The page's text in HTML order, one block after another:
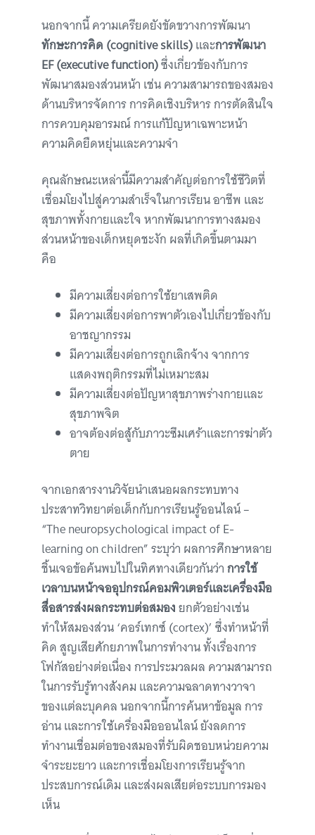
นอกจากนี้ ความเครียดยังขัดขวางการพัฒนา
ทักษะการคิด (cognitive skills)และการพัฒนา
EF (executive function)ซึ่งเกี่ยวข้องกับการ
พัฒนาสมองส่วนหน้า เช่น ความสามารถของสมอง
ด้านบริหารจัดการ การคิดเชิงบริหาร การตัดสินใจ
การควบคุมอารมณ์ การแก้ปัญหาเฉพาะหน้า
ความคิดยืดหยุ่นและความจำ
คุณลักษณะเหล่านี้มีความสำคัญต่อการใช้ชีวิตที่
เชื่อมโยงไปสู่ความสำเร็จในการเรียน อาชีพ และ
สุขภาพทั้งกายและใจ หากพัฒนาการทางสมอง
ส่วนหน้าของเด็กหยุดชะงัก ผลที่เกิดขึ้นตามมา
คือ
มีความเสี่ยงต่อการใช้ยาเสพติด
มีความเสี่ยงต่อการพาตัวเองไปเกี่ยวข้องกับ
อาชญากรรม
มีความเสี่ยงต่อการถูกเลิกจ้าง จากการ
แสดงพฤติกรรมที่ไม่เหมาะสม
มีความเสี่ยงต่อปัญหาสุขภาพร่างกายและ
สุขภาพจิต
อาจต้องต่อสู้กับภาวะซึมเศร้าและการฆ่าตัว
ตาย
จากเอกสารงานวิจัยนำเสนอผลกระทบทาง
ประสาทวิทยาต่อเด็กกับการเรียนรู้ออนไลน์ –
“The neuropsychological impact of E-
learning on children” ระบุว่า ผลการศึกษาหลาย
ชิ้นเจอข้อค้นพบไปในทิศทางเดียวกันว่าการใช้
เวลาบนหน้าจออุปกรณ์คอมพิวเตอร์และเครื่องมือ
สื่อสารส่งผลกระทบต่อสมองยกตัวอย่างเช่น
ทำให้สมองส่วน ‘คอร์เทกซ์ (cortex)’ ซึ่งทำหน้าที่
คิด สูญเสียศักยภาพในการทำงาน ทั้งเรื่องการ
โฟกัสอย่างต่อเนื่อง การประมวลผล ความสามารถ
ในการรับรู้ทางสังคม และความฉลาดทางวาจา
ของแต่ละบุคคล นอกจากนี้การค้นหาข้อมูล การ
อ่าน และการใช้เครื่องมือออนไลน์ ยังลดการ
ทำงานเชื่อมต่อของสมองที่รับผิดชอบหน่วยความ
จำระยะยาว และการเชื่อมโยงการเรียนรู้จาก
ประสบการณ์เดิม และส่งผลเสียต่อระบบการมอง
เห็น